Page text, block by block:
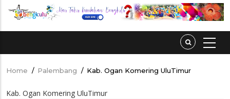
Breadcrumb
Home / Palembang / Kab. Ogan Komering UluTimur
Kab. Ogan Komering UluTimur